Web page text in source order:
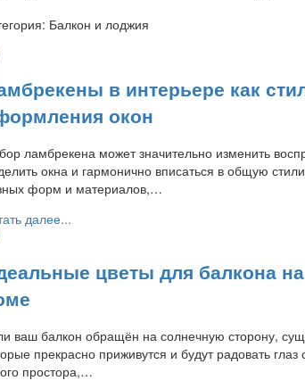
Балкон и лоджия
в интерьере как
окон
ламбрекена может значительно изменить
окна и гармонично вписаться в общую
форм и материалов,…
далее...
цветы для балкона
ваш балкон обращён на солнечную сторону,
прекрасно приживутся и будут радовать
простора,…